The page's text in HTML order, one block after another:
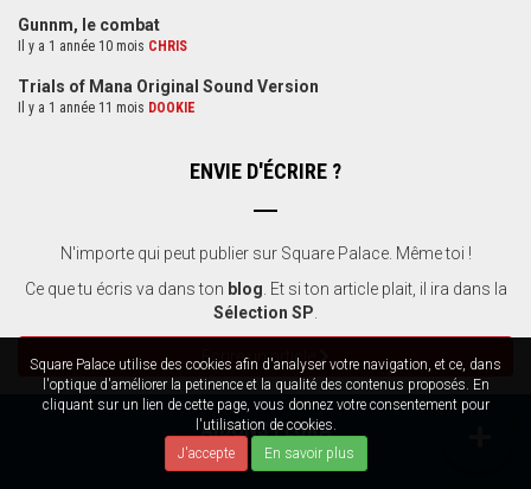
Square Palace utilise des cookies afin d'analyser votre navigation, et ce, dans
l'optique d'améliorer la petinence et la qualité des contenus proposés. En
cliquant sur un lien de cette page, vous donnez votre consentement pour
l'utilisation de cookies.
J'accepte
En savoir plus
Gunnm, le combat
Il y a 1 année 10 mois CHRIS
Trials of Mana Original Sound Version
Il y a 1 année 11 mois DOOKIE
ENVIE D'ÉCRIRE ?
N'importe qui peut publier sur Square Palace. Même toi !
Ce que tu écris va dans ton blog . Et si ton article plait, il ira dans la
Sélection SP
Ecrire un article
AIDONS FLORA